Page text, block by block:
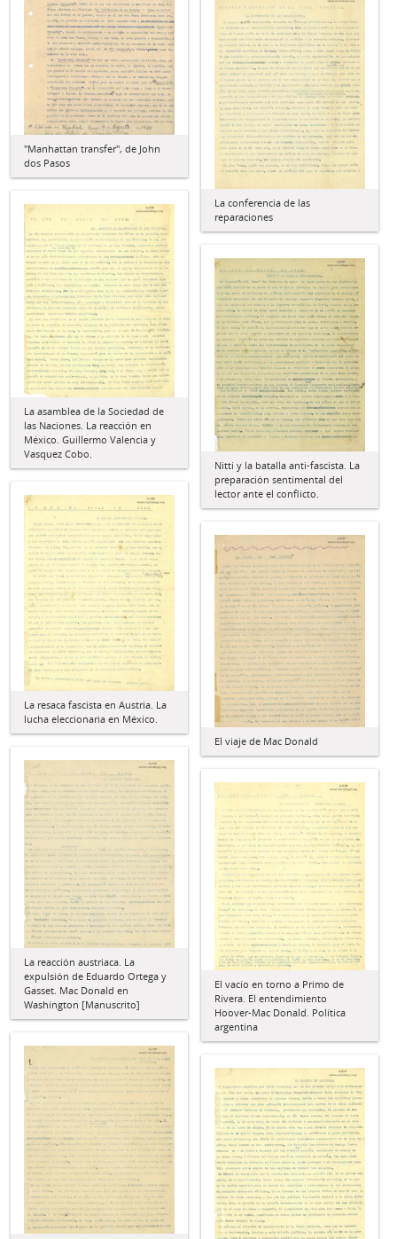
"Manhattan transfer", de John
dos Pasos
La conferencia de las
reparaciones
La asamblea de la Sociedad de
las Naciones. La reacción en
México. Guillermo Valencia y
Vasquez Cobo.
Nitti y la batalla anti-fascista. La
preparación sentimental del
lector ante el conflicto.
La resaca fascista en Austria. La
lucha eleccionaria en México.
El viaje de Mac Donald
La reacción austriaca. La
expulsión de Eduardo Ortega y
Gasset. Mac Donald en
Washington [Manuscrito]
El vacío en torno a Primo de
Rivera. El entendimiento
Hoover-Mac Donald. Política
argentina